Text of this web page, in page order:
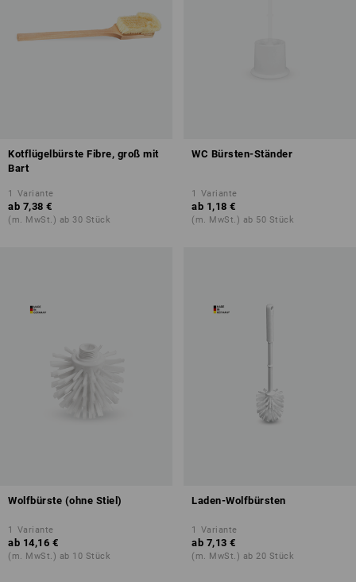
Kotflügelbürste Fibre, groß mit
Bart
1 Variante
ab 7,38 €
(m. MwSt.) ab 30 Stück
WC Bürsten-Ständer
1 Variante
ab 1,18 €
(m. MwSt.) ab 50 Stück
Wolfbürste (ohne Stiel)
1 Variante
ab 14,16 €
(m. MwSt.) ab 10 Stück
Laden-Wolfbürsten
1 Variante
ab 7,13 €
(m. MwSt.) ab 20 Stück